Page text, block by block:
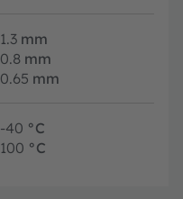
1.3 mm
0.8 mm
0.65 mm
-40 °C
100 °C